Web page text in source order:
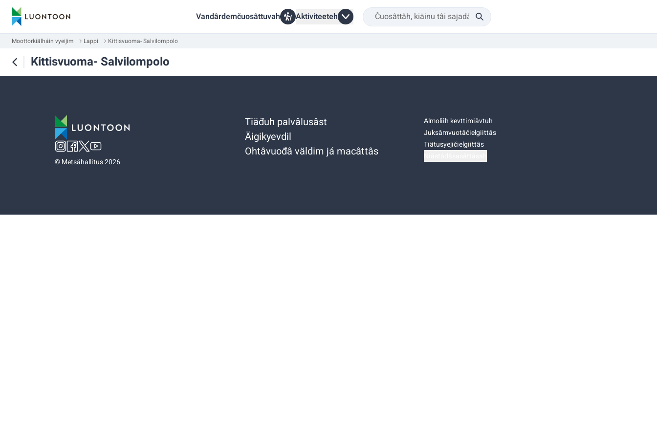
Vandârdemčuosâttuvah Aktiviteeteh
Moottorkiälháin vyeijim Lappi Kittisvuoma- Salvilompolo
Kittisvuoma- Salvilompolo
©Metsähallitus 2026
Tiäđuh palvâlusâst
Äigikyevdil
Ohtâvuođâ väldim já macâttâs
Almoliih kevttimiävtuh
Juksâmvuotâčielgiittâs
Tiätusyejičielgiittâs